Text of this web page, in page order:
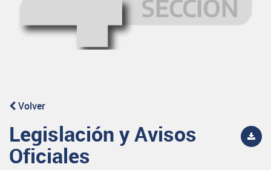
Volver
Legislación y Avisos
Oficiales